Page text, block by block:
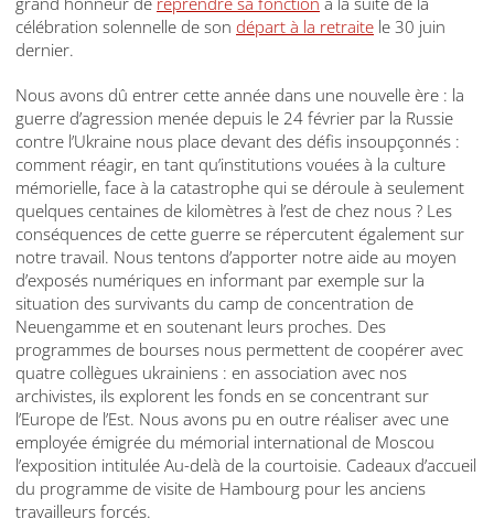
célébration solennelle de son départ à la retraite le 30 juin
dernier.
Nous avons dû entrer cette année dans une nouvelle ère : la
guerre d’agression menée depuis le 24 février par la Russie
contre l’Ukraine nous place devant des défis insoupçonnés :
comment réagir, en tant qu’institutions vouées à la culture
mémorielle, face à la catastrophe qui se déroule à seulement
quelques centaines de kilomètres à l’est de chez nous ? Les
conséquences de cette guerre se répercutent également sur
notre travail. Nous tentons d’apporter notre aide au moyen
d’exposés numériques en informant par exemple sur la
situation des survivants du camp de concentration de
Neuengamme et en soutenant leurs proches. Des
programmes de bourses nous permettent de coopérer avec
quatre collègues ukrainiens : en association avec nos
archivistes, ils explorent les fonds en se concentrant sur
l’Europe de l’Est. Nous avons pu en outre réaliser avec une
employée émigrée du mémorial international de Moscou
l’exposition intitulée Au-delà de la courtoisie. Cadeaux d’accueil
du programme de visite de Hambourg pour les anciens
travailleurs forcés.